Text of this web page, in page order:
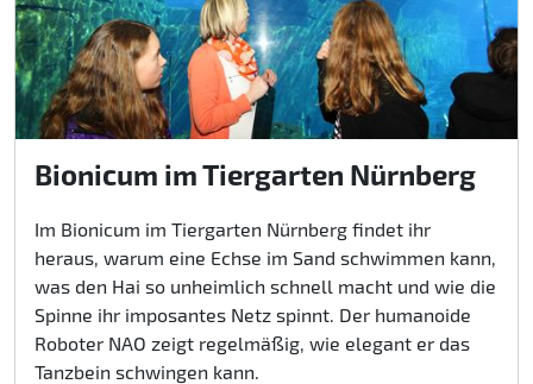
Bionicum im Tiergarten Nürnberg
Im Bionicum im Tiergarten Nürnberg findet ihr
heraus, warum eine Echse im Sand schwimmen kann,
was den Hai so unheimlich schnell macht und wie die
Spinne ihr imposantes Netz spinnt. Der humanoide
Roboter NAO zeigt regelmäßig, wie elegant er das
Tanzbein schwingen kann.